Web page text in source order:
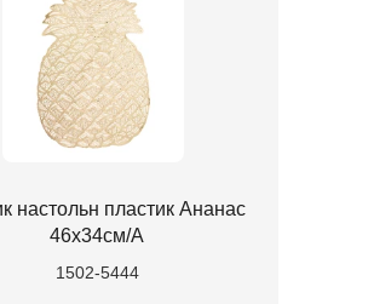
настольн пластик Ананас
46х34см/А
1502-5444